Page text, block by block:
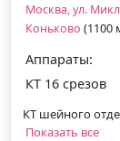
Москва, ул.
Коньково (1100
Аппараты:
КТ 16 срезов
КТ шейного
Показать все